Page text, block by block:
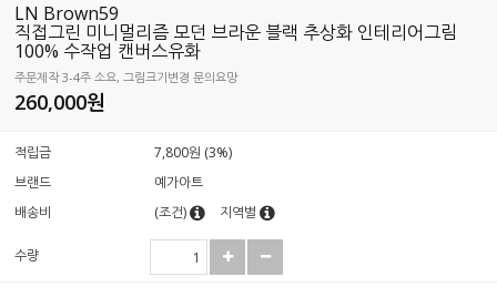
LN Brown59
직접그린 미니멀리즘 모던 브라운 블랙 추상화 인테리어그림
100% 수작업 캔버스유화
주문제작 3-4주 소요, 그림크기변경 문의요망
260,000원
적립금
7,800원 (3%)
브랜드
예가아트
배송비
(조건) 지역별
수량